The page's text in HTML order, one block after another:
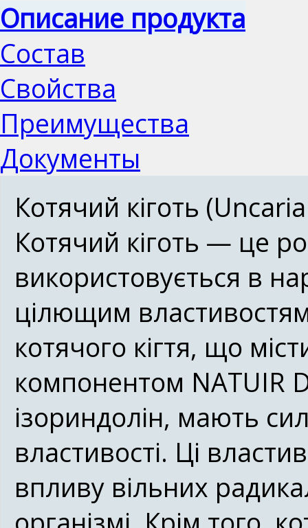
Описание продукта
Состав
Свойства
Преимущества
Документы
Котячий кіготь
Котячий кіготь — це
використовується в
цілющим
котячого кігтя, що
компонентом NATUIR
ізориндолін, мають
властивості. Ці
впливу вільних